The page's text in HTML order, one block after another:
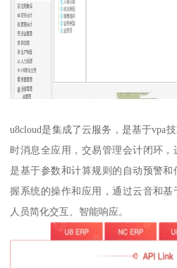
u8cloud是集成了云服务，是基于vpa
时消息全应用，交易管理会计闭环
是基于参数和计算规则的自动预警
握系统的操作和应用，通过云音和
人员简化交互、智能响应。